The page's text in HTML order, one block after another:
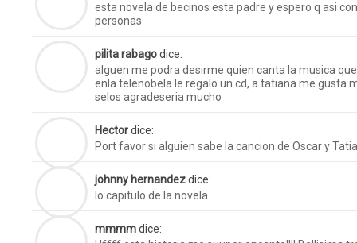
esta novela de becinos esta padre y espero q asi
personas
pilita rabagodice:
alguen me podra desirme quien canta la musica
enla telenobela le regalo un cd, a tatiana me gusta
selos agradeseria mucho
Hectordice:
Port favor si alguien sabe la cancion de Oscar y
johnny hernandezdice:
lo capitulo de la novela
mmmmdice: